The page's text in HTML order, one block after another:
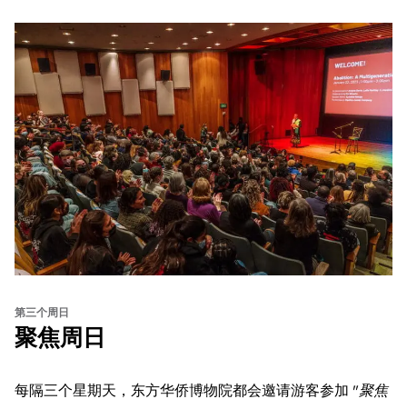
第三个周日
聚焦周日
每隔三个星期天，东方华侨博物院都会邀请游客参加 "聚焦